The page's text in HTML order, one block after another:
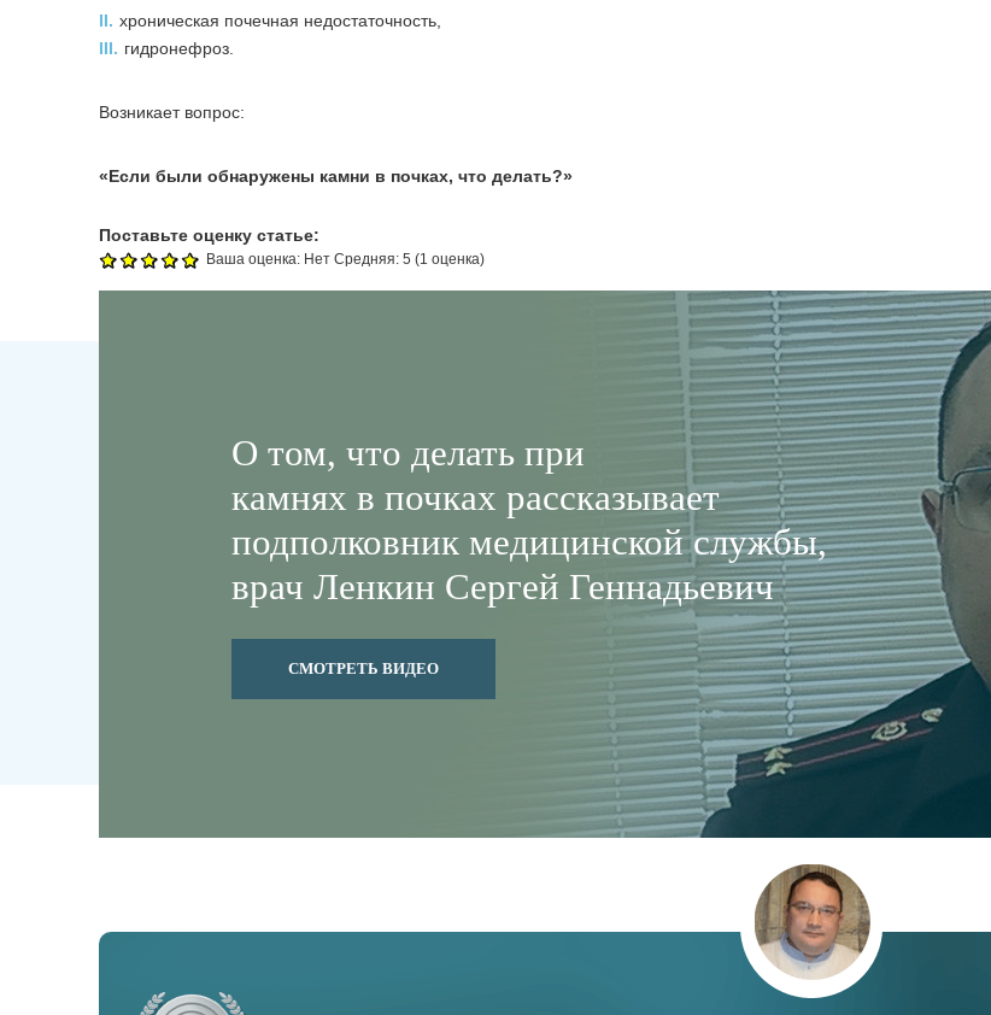
II. хроническая почечная недостаточность,
III. гидронефроз.
Возникает вопрос:
«Если были обнаружены камни в почках, что делать?»
Поставьте оценку статье:
Ваша оценка: Нет Средняя: 5 (1 оценка)
О том, что делать при
камнях в почках рассказывает
подполковник медицинской службы,
врач Ленкин Сергей Геннадьевич
СМОТРЕТЬ ВИДЕО